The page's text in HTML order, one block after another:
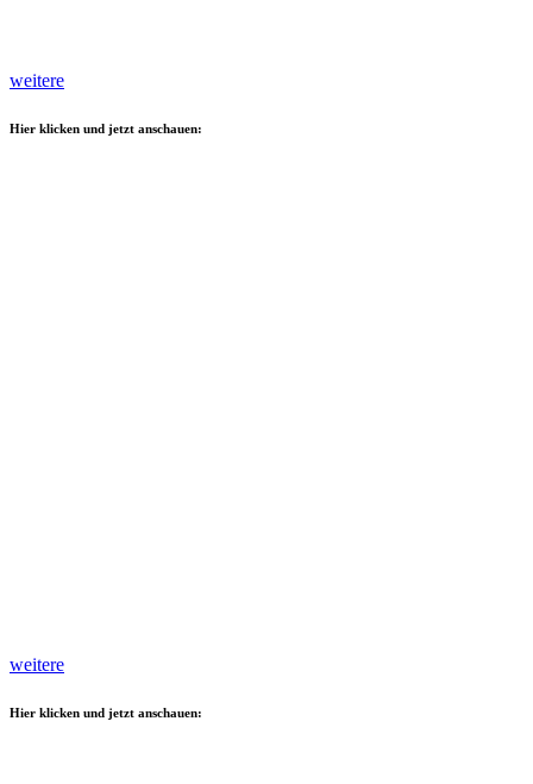
weitere
Hier klicken und jetzt anschauen:
weitere
Hier klicken und jetzt anschauen: